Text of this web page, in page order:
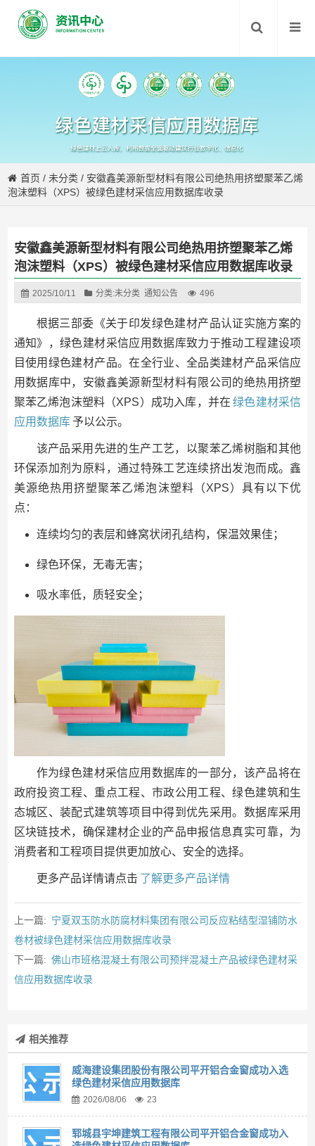
首页 /未分类 / 安徽鑫美源新型材料有限公司绝热用挤塑聚苯乙烯
泡沫塑料（XPS）被绿色建材采信应用数据库收录
安徽鑫美源新型材料有限公司绝热用挤塑聚苯乙烯
泡沫塑料（XPS）被绿色建材采信应用数据库收录
2025/10/11 分类:未分类 通知公告 496
根据三部委《关于印发绿色建材产品认证实施方案的
通知》，绿色建材采信应用数据库致力于推动工程建设项
目使用绿色建材产品。在全行业、全品类建材产品采信应
用数据库中，安徽鑫美源新型材料有限公司的绝热用挤塑
聚苯乙烯泡沫塑料（XPS）成功入库，并在 绿色建材采信
应用数据库予以公示。
该产品采用先进的生产工艺，以聚苯乙烯树脂和其他
环保添加剂为原料，通过特殊工艺连续挤出发泡而成。鑫
美源绝热用挤塑聚苯乙烯泡沫塑料（XPS）具有以下优
点：
连续均匀的表层和蜂窝状闭孔结构，保温效果佳；
绿色环保，无毒无害；
吸水率低，质轻安全；
作为绿色建材采信应用数据库的一部分，该产品将在
政府投资工程、重点工程、市政公用工程、绿色建筑和生
态城区、装配式建筑等项目中得到优先采用。数据库采用
区块链技术，确保建材企业的产品申报信息真实可靠，为
消费者和工程项目提供更加放心、安全的选择。
更多产品详情请点击 了解更多产品详情
上一篇: 宁夏双玉防水防腐材料集团有限公司反应粘结型湿铺防水
卷材被绿色建材采信应用数据库收录
下一篇: 佛山市班格混凝土有限公司预拌混凝土产品被绿色建材采
信应用数据库收录
相关推荐
威海建设集团股份有限公司平开铝合金窗成功入选
绿色建材采信应用数据库
2026/08/06 23
郓城县宇坤建筑工程有限公司平开铝合金窗成功入